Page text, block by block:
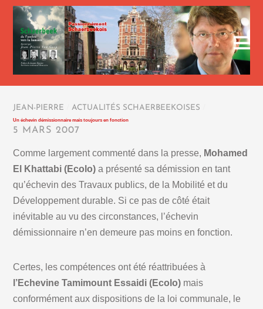
JEAN-PIERRE ACTUALITÉS SCHAERBEEKOISES
Un échevin démissionnaire mais toujours en fonction
5 MARS 2007
Comme largement commenté dans la presse, Mohamed
El Khattabi (Ecolo) a présenté sa démission en tant
qu’échevin des Travaux publics, de la Mobilité et du
Développement durable. Si ce pas de côté était
inévitable au vu des circonstances, l’échevin
démissionnaire n’en demeure pas moins en fonction.
Certes, les compétences ont été réattribuées à
l’Echevine Tamimount Essaidi (Ecolo) mais
conformément aux dispositions de la loi communale, le